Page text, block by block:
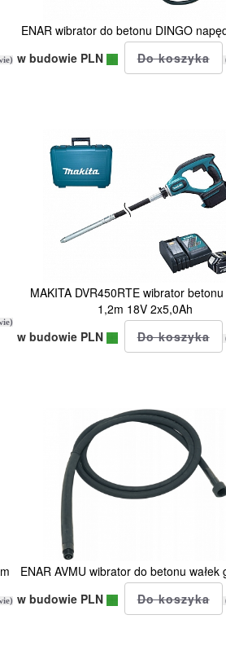
ENAR wibrator do betonu DINGO
w budowie PLN
MAKITA DVR450RTE wibrator
1,2m 18V 2x5,0Ah
w budowie PLN
ENAR AVMU wibrator do betonu wałek
w budowie PLN